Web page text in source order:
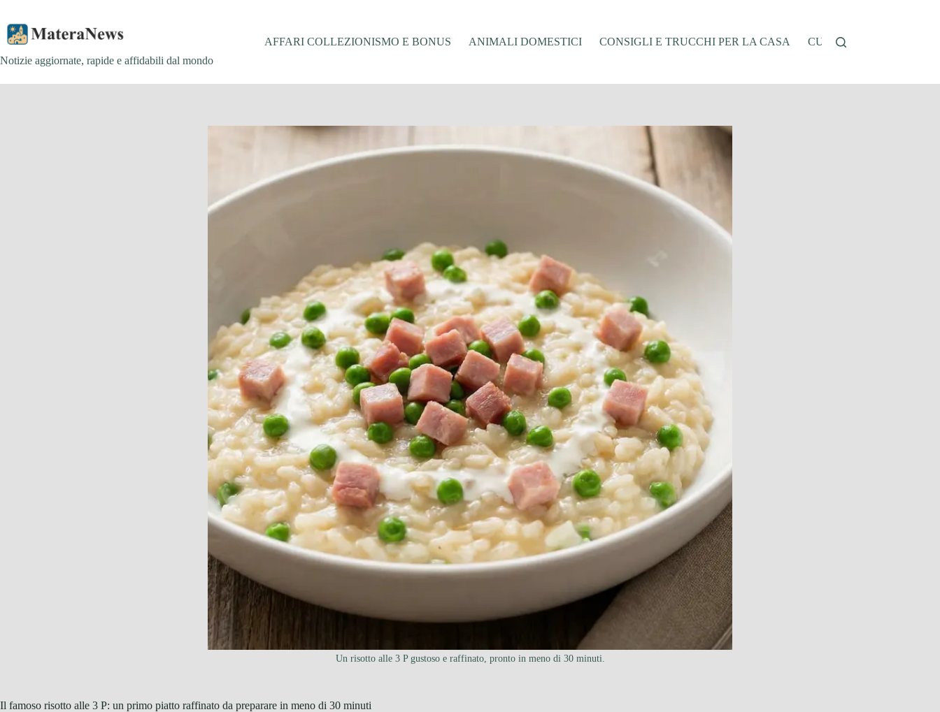
contenuto
Notizie aggiornate, rapide e affidabili dal mondo
AFFARI COLLEZIONISMO E BONUS ANIMALI DOMESTICI CONSIGLI E TRUCCHI PER LA CASA CUCINA E RICETTE
Un risotto alle 3 P gustoso e raffinato, pronto in meno di 30 minuti.
Il famoso risotto alle 3 P: un primo piatto raffinato da preparare in meno di 30 minuti